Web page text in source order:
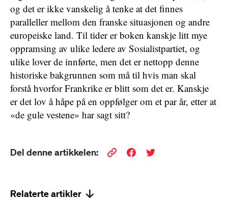
og det er ikke vanskelig å tenke at det finnes
paralleller mellom den franske situasjonen og andre
europeiske land. Til tider er boken kanskje litt mye
oppramsing av ulike ledere av Sosialistpartiet, og
ulike lover de innførte, men det er nettopp denne
historiske bakgrunnen som må til hvis man skal
forstå hvorfor Frankrike er blitt som det er. Kanskje
er det lov å håpe på en oppfølger om et par år, etter at
«de gule vestene» har sagt sitt?
Del denne artikkelen:
Relaterte artikler